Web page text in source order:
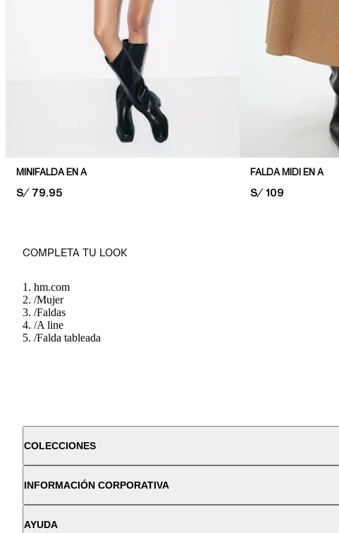
MINIFALDA EN A
PRICE:
S/ 79.95
FALDA MIDI EN A
PRICE:
S/ 109
COMPLETA TU LOOK
hm.com
/Mujer
/Faldas
/A line
/Falda tableada
COLECCIONES
INFORMACIÓN CORPORATIVA
AYUDA